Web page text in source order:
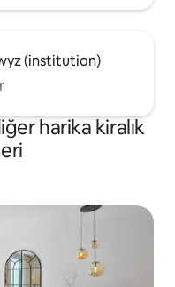
(institution)
harika kiralık
arasında